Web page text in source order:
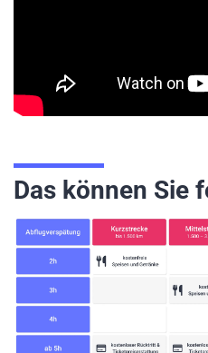
Das können Sie